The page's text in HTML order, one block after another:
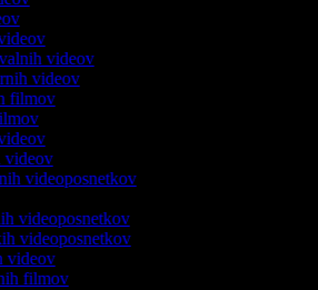
videov
videov
filmov
videov
videoposnetkov
videoposnetkov
videoposnetkov
videov
filmov